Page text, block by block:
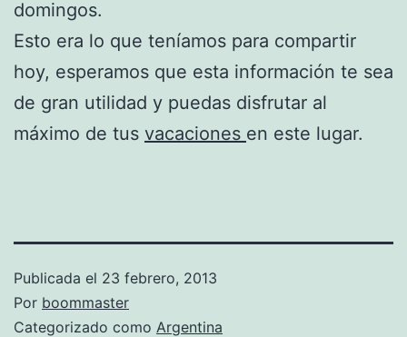
domingos.
Esto era lo que teníamos para compartir
hoy, esperamos que esta información te sea
de gran utilidad y puedas disfrutar al
máximo de tus vacaciones en este lugar.
Publicada el 23 febrero, 2013
Por boommaster
Categorizado como Argentina